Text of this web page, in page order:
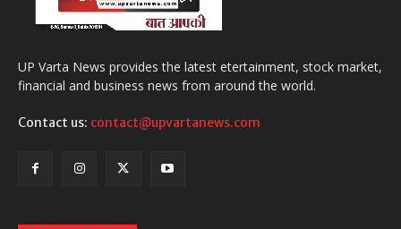
UP Varta News provides the latest etertainment, stock market,
financial and business news from around the world.
Contact us: contact@upvartanews.com